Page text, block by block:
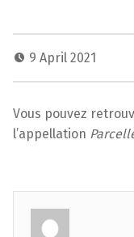
9 April 2021
Vous pouvez
l’appellation